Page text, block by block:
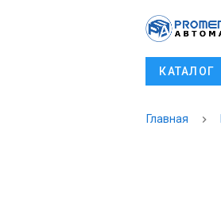
КАТАЛОГ
Главная